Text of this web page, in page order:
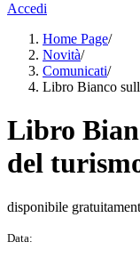
Accedi
Home Page/
Novità/
Comunicati/
Libro Bianco
Libro
del
disponibile
Data: